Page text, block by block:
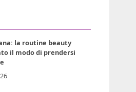
la routine beauty
il modo di prendersi